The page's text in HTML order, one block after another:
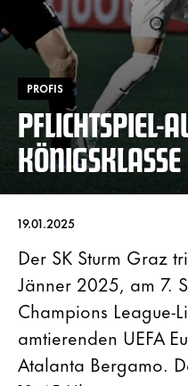
PROFIS
19.01.2025
Der SK Sturm Graz
Jänner 2025, am 7.
Champions League-
amtierenden UEFA
Atalanta Bergamo.